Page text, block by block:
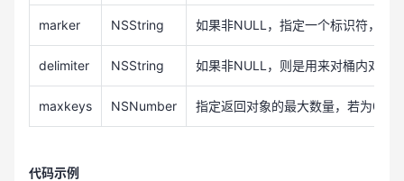
marker NSString 如果非NULL，指定一个标识符，在
delimiter NSString 如果非NULL，则是用来对桶内对象
maxkeys NSNumber 指定返回对象的最大数量，若为0则
代码示例